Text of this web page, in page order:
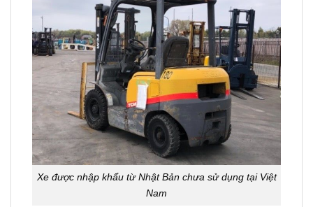
Xe được nhập khẩu từ Nhật Bản chưa sử dụng tại Việt
Nam